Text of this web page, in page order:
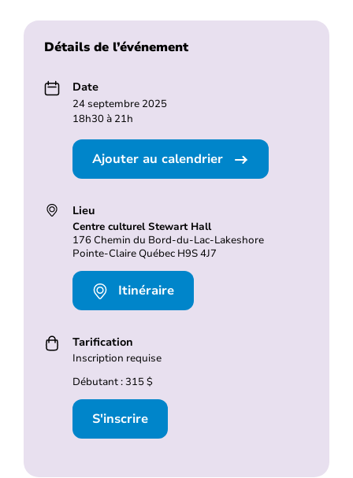
Détails de l’événement
Date
24 septembre 2025
18h30 à 21h
Ajouter au calendrier
Lieu
Centre culturel Stewart Hall
176 Chemin du Bord-du-Lac-Lakeshore
Pointe-Claire Québec H9S 4J7
Itinéraire
Tarification
Inscription requise
Débutant : 315 $
S'inscrire